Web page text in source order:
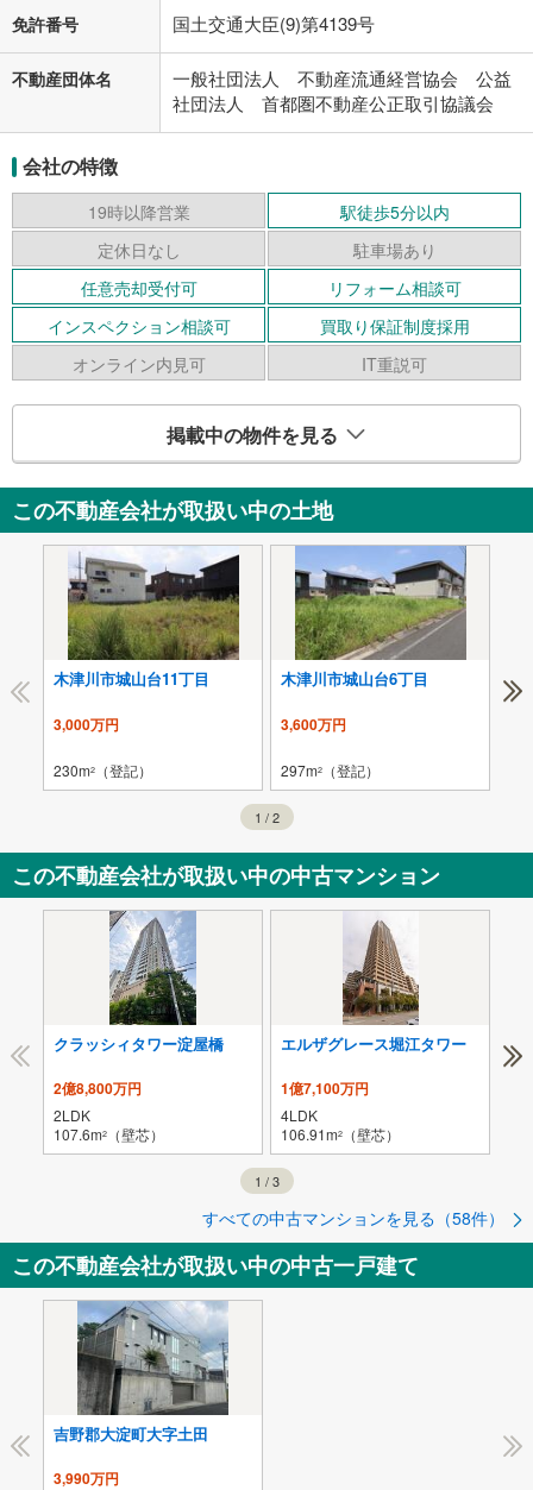
免許番号 国土交通大臣(9)第4139号
不動産団体名
一般社団法人 不動産流通経営協会 公益
社団法人 首都圏不動産公正取引協議会
会社の特徴
19時以降営業
駅徒歩5分以内
定休日なし
駐車場あり
任意売却受付可
リフォーム相談可
インスペクション相談可
買取り保証制度採用
オンライン内見可
IT重説可
掲載中の物件を見る
この不動産会社が取扱い中の土地
木津川市城山台11丁目
3,000万円
230m2 （登記）
木津川市城山台6丁目
3,600万円
297m2 （登記）
木
1 /2
この不動産会社が取扱い中の中古マンション
クラッシィタワー淀屋橋
2億8,800万円
2LDK
107.6m2 （壁芯）
エルザグレース堀江タワー
1億7,100万円
4LDK
106.91m2 （壁芯）
ラ
ス
1 /3
すべての中古マンションを見る（58件）
この不動産会社が取扱い中の中古一戸建て
吉野郡大淀町大字土田
3,990万円